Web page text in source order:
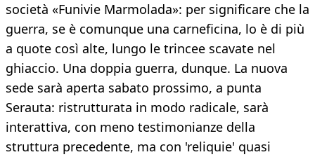
società «Funivie Marmolada»: per significare che la
guerra, se è comunque una carneficina, lo è di più
a quote così alte, lungo le trincee scavate nel
ghiaccio. Una doppia guerra, dunque. La nuova
sede sarà aperta sabato prossimo, a punta
Serauta: ristrutturata in modo radicale, sarà
interattiva, con meno testimonianze della
struttura precedente, ma con 'reliquie' quasi